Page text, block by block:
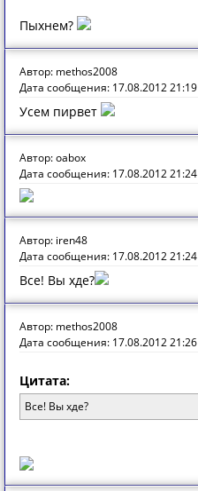
Пыхнем?
Автор: methos2008
Дата сообщения: 17.08.2012 21:19
Усем пирвет
Автор: oabox
Дата сообщения: 17.08.2012 21:24
Автор: iren48
Дата сообщения: 17.08.2012 21:24
Все! Вы хде?
Автор: methos2008
Дата сообщения: 17.08.2012 21:26
Цитата:
Все! Вы хде?